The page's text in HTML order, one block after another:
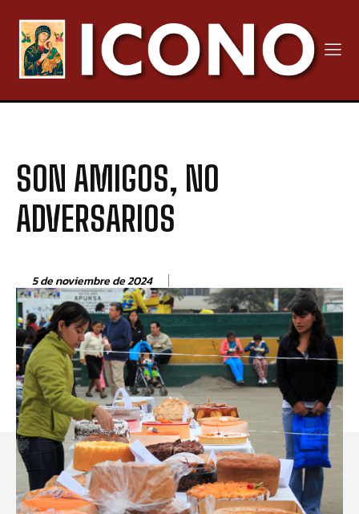
SON AMIGOS, NO
ADVERSARIOS
5 de noviembre de 2024